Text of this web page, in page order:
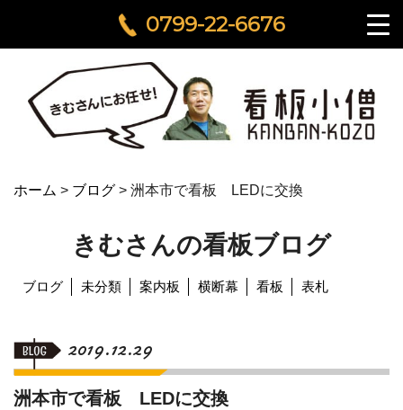
0799-22-6676
ホーム > ブログ > 洲本市で看板 LEDに交換
きむさんの看板ブログ
ブログ 未分類 案内板 横断幕 看板 表札
2019.12.29
洲本市で看板 LEDに交換